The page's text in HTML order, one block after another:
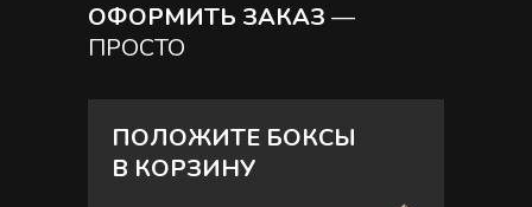
ОФОРМИТЬ ЗАКАЗ —
ПРОСТО
ПОЛОЖИТЕ БОКСЫ
В КОРЗИНУ